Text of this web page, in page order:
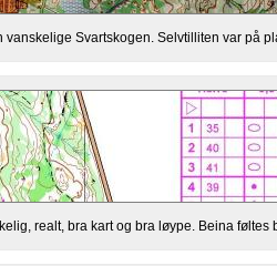
vanskelige Svartskogen. Selvtilliten var på
realt, bra kart og bra løype. Beina